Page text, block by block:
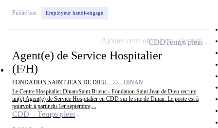
Publié hier Employeur handi-engagé
Agent(e) de Service Hospitalier
(F/H)
FONDATION SAINT JEAN DE DIEU - 22 - DINAN
Le Centre Hospitalier Dinan/Saint Brieuc - Fondation Saint Jean de Dieu recrute
un(e) Agent(e) de Service Hospitalier en CDD sur le site de Dinan. Le poste est à
pourvoir à partir du 1er septembre,...
CDD - Temps plein
CDDTemps plein
Ajouter cette offre à ma sélection